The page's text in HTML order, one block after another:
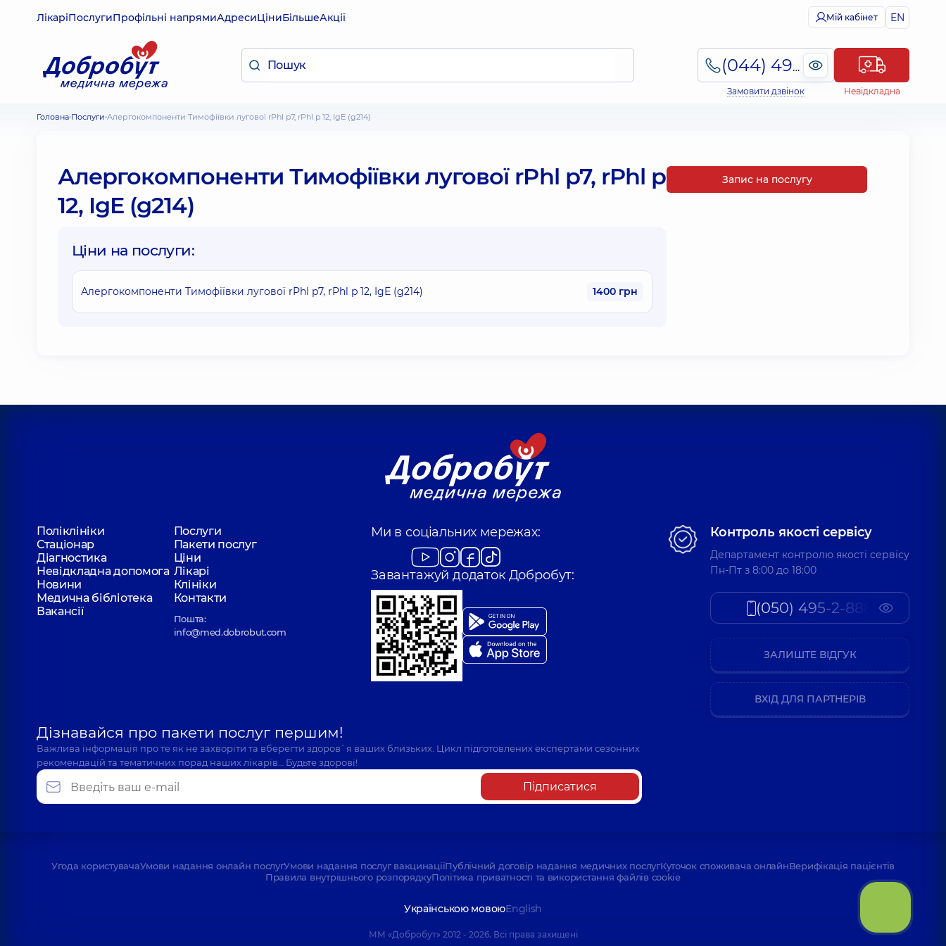
ЛікаріПослугиПрофільні напрямиАдресиЦіниБільшеАкції Мій кабінет EN
(044) 495-2-888
Замовити дзвінок Невідкладна
Головна Послуги Алергокомпоненти Тимофіївки лугової rPhl p7, rPhl p 12, IgE (g214)
Алергокомпоненти Тимофіївки лугової rPhl p7, rPhl p
12, IgE (g214)
Ціни на послуги:
Алергокомпоненти Тимофіївки лугової rPhl p7, rPhl p 12, IgE (g214) 1400 грн
Запис на послугу
Поліклініки
Послуги
Стаціонар
Пакети послуг
Діагностика
Ціни
Невідкладна допомога Лікарі
Новини
Клініки
Медична бібліотека
Контакти
Вакансії
Пошта:
info@med.dobrobut.com
Ми в соціальних мережах:
Завантажуй додаток Добробут:
Дізнавайся про пакети послуг першим!
Важлива інформація про те як не захворіти та вберегти здоров`я ваших близьких. Цикл підготовлених експертами сезонних
рекомендацій та тематичних порад наших лікарів… Будьте здорові!
Підписатися
Контроль якості сервісу
Департамент контролю якості сервісу
Пн-Пт з 8:00 до 18:00
(050) 495-2-888
ЗАЛИШТЕ ВІДГУК
ВХІД ДЛЯ ПАРТНЕРІВ
Угода користувачаУмови надання онлайн послугУмови надання послуг вакцинаціїПублічний договір надання медичних послугКуточок споживача онлайнВерифікація пацієнтів
Правила внутрішнього розпорядкуПолітика приватності та використання файлів cookie
Українською мовоюEnglish
ММ «Добробут» 2012 - 2026. Всі права захищені